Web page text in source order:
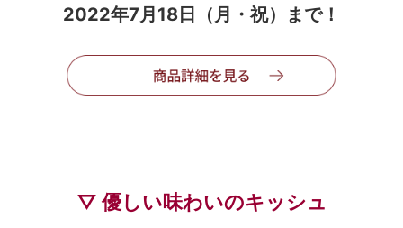
2022年7月18日（月・祝）まで！
▽ 優しい味わいのキッシュ